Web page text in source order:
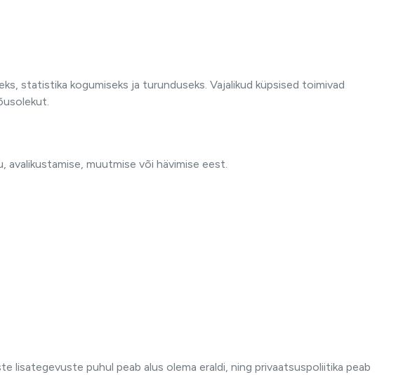
statistika kogumiseks ja turunduseks. Vajalikud küpsised toimivad
avalikustamise, muutmise või hävimise eest.
lisategevuste puhul peab alus olema eraldi, ning privaatsuspoliitika peab